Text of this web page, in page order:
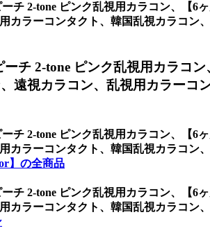
チ 2-tone ピンク乱視用カラコン、
【6
カラーコンタクト、韓国乱視カラコン
チ 2-tone ピンク乱視用カラコン
遠視カラコン、乱視用カラーコ
チ 2-tone ピンク乱視用カラコン、
【6
カラーコンタクト、韓国乱視カラコン
】の全商品
チ 2-tone ピンク乱視用カラコン、
【6
カラーコンタクト、韓国乱視カラコ